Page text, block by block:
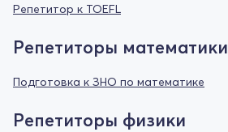
Репетитор к TOEFL
Репетиторы математики
Подготовка к ЗНО по математике
Репетиторы физики